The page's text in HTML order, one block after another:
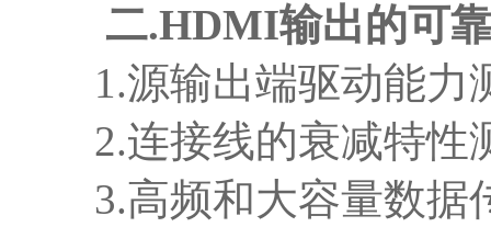
二.HDMI输出的可
1.源输出端驱动能力
2.连接线的衰减特性
3.高频和大容量数据